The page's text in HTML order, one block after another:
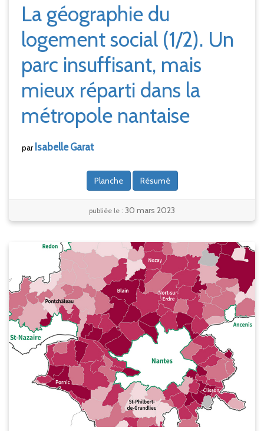
La géographie du
logement social (1/2). Un
parc insuffisant, mais
mieux réparti dans la
métropole nantaise
parIsabelleGarat
Planche Résumé
publiée le : 30 mars 2023